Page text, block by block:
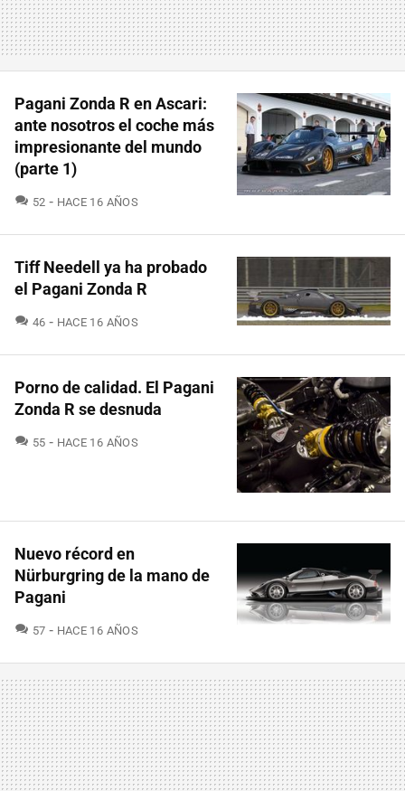
Pagani Zonda R en Ascari:
ante nosotros el coche más
impresionante del mundo
(parte 1)
52 COMENTARIOS
HACE 16 AÑOS
Tiff Needell ya ha probado
el Pagani Zonda R
46 COMENTARIOS
HACE 16 AÑOS
Porno de calidad. El Pagani
Zonda R se desnuda
55 COMENTARIOS
HACE 16 AÑOS
Nuevo récord en
Nürburgring de la mano de
Pagani
57 COMENTARIOS
HACE 16 AÑOS